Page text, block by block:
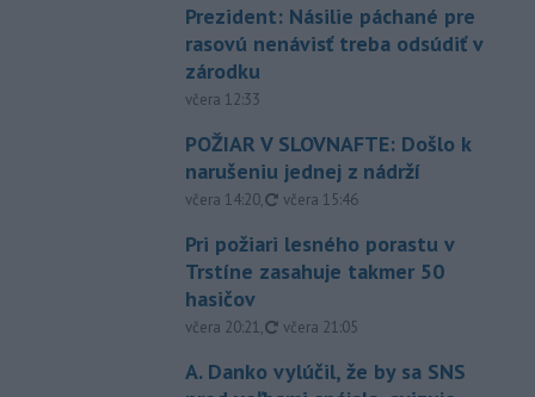
Prezident: Násilie páchané pre
rasovú nenávisť treba odsúdiť v
zárodku
včera 12:33
POŽIAR V SLOVNAFTE: Došlo k
narušeniu jednej z nádrží
včera 14:20, aktualizované
včera 15:46
Pri požiari lesného porastu v
Trstíne zasahuje takmer 50
hasičov
včera 20:21, aktualizované
včera 21:05
A. Danko vylúčil, že by sa SNS